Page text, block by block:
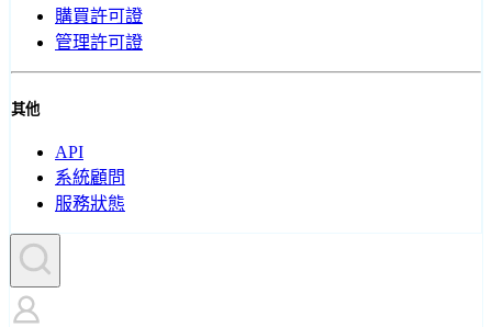
購買許可證
管理許可證
其他
API
系統顧問
服務狀態